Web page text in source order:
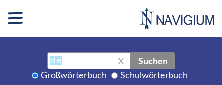
X Suchen
Großwörterbuch Schulwörterbuch